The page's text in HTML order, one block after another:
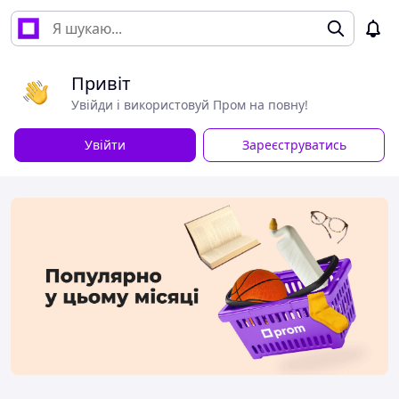
Привіт
Увійди і використовуй Пром на повну!
Увійти Зареєструватись